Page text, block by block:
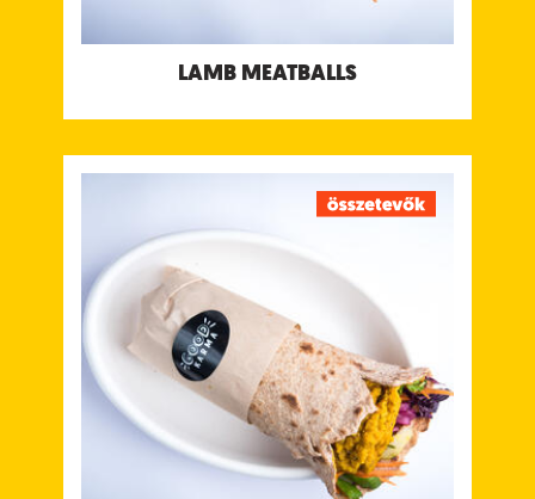
LAMB MEATBALLS
Glutén, Tejtermék, Mustár
DAILY DAL
Ízletes lencse, csicseriborsó vagy felesborsó
(moon, sárgaborsó vagy masoor) dal kachumber
salsával, zöld menta & koriander csatnival és
kókuszjoghurt csatnival
Tápanyagtartalom (g/adag)
Energia 412 kcal
Fehérje 16 g
Szénhidrát 56 g
ebből cukor 14 g
Rost 13 g
Zsír 10 g
ebből teliített zsírok 4.9 g
Só 2.4 g